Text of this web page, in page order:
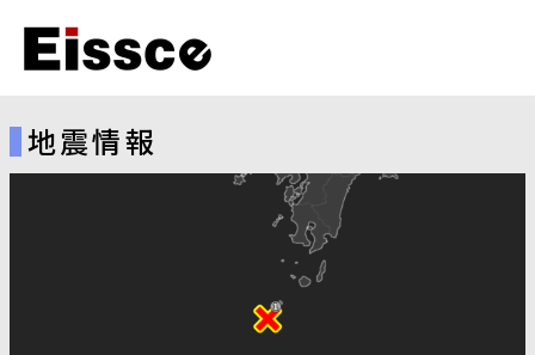
地震情報